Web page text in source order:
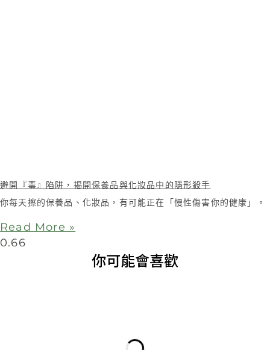
避開『毒』陷阱，揭開保養品與化妝品中的隱形殺手
你每天擦的保養品、化妝品，有可能正在「慢性傷害你的健康」。
Read More »
你可能會喜歡